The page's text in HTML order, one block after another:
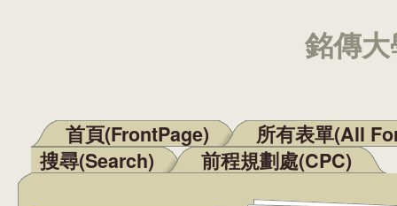
銘傳
主選單
首頁(FrontPage)
所有表單(All
搜尋(Search)
前程規劃處(CPC)